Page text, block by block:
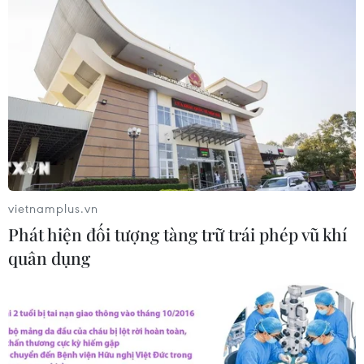
Hy Lạp tạm giam một thị trưởng tình
nghi gây thảm họa cháy rừng
07/08/2026 12:02
Sri Lanka tăng cường ngăn chặn
trang web cá cược trực tuyến
07/08/2026 11:39
Indonesia nỗ lực khống chế cháy
rừng tại Vườn Quốc gia Núi Bromo
vietnamplus.vn
Phát hiện đối tượng tàng trữ trái phép vũ khí
quân dụng